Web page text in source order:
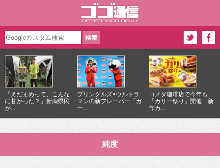
「えだまめって、こんな
に甘かった？」新潟県民
が...
プリングルズ×ウルトラ
マンの新フレーバー「ガ
ー...
コメダ珈琲店で今年も
「カリー祭り」開催 新
作カ...
純度